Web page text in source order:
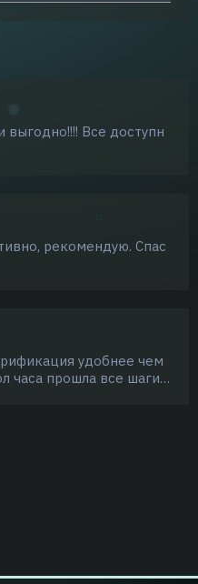
выгодно!!!! Все доступн
рекомендую. Спас
удобнее чем
часа прошла все шаги…